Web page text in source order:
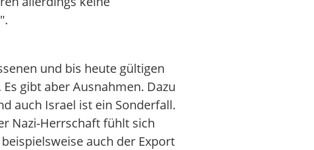
und bis heute gültigen
gibt aber Ausnahmen. Dazu
auch Israel ist ein Sonderfall.
Nazi-Herrschaft fühlt sich
auch der Export